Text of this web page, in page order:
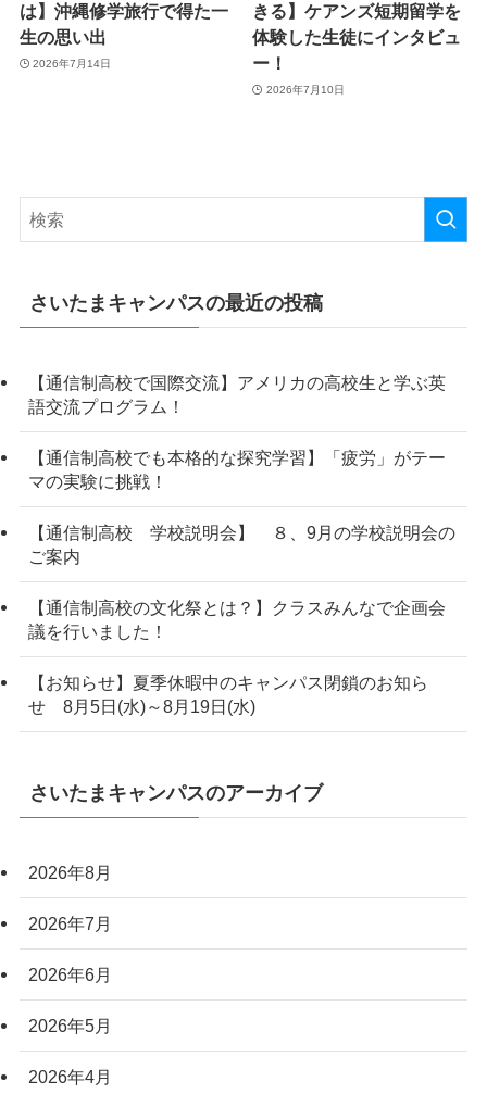
は】沖縄修学旅行で得た一
生の思い出
2026年7月14日
きる】ケアンズ短期留学を
体験した生徒にインタビュ
ー！
2026年7月10日
さいたまキャンパスの最近の投稿
【通信制高校で国際交流】アメリカの高校生と学ぶ英
語交流プログラム！
【通信制高校でも本格的な探究学習】「疲労」がテー
マの実験に挑戦！
【通信制高校 学校説明会】 ８、9月の学校説明会の
ご案内
【通信制高校の文化祭とは？】クラスみんなで企画会
議を行いました！
【お知らせ】夏季休暇中のキャンパス閉鎖のお知ら
せ 8月5日(水)～8月19日(水)
さいたまキャンパスのアーカイブ
2026年8月
2026年7月
2026年6月
2026年5月
2026年4月